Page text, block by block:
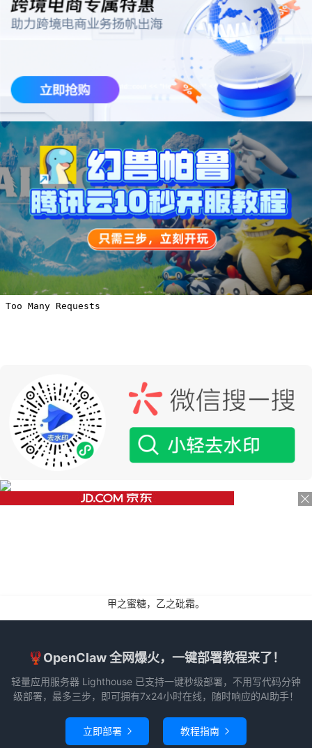
甲之蜜糖，乙之砒霜。
🦞OpenClaw 全网爆火，一键部署教程来了！
轻量应用服务器 Lighthouse 已支持一键秒级部署，不用写代码分钟
级部署，最多三步，即可拥有7x24小时在线，随时响应的AI助手！
立即部署  教程指南 